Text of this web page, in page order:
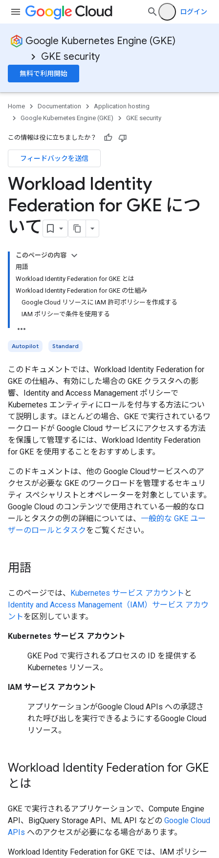
ログイン
Google Kubernetes Engine (GKE)
GKE security
無料で利用開始
Home Documentation
Application hosting
Google Kubernetes Engine (GKE)
GKE security
この情報は役に立ちましたか？
フィードバックを送信
Workload Identity
Federation for GKE につ
いて
このページの内容
用語
Workload Identity Federation for GKE とは
Workload Identity Federation for GKE の仕組み
Google Cloud リソースに IAM 許可ポリシーを作成する
IAM ポリシーで条件を使用する
Autopilot Standard
このドキュメントでは、Workload Identity Federation for
GKE の仕組み、有効にした場合の GKE クラスタへの影
響、Identity and Access Management ポリシーで
Kubernetes エンティティにロールを付与する方法につい
て説明します。ほとんどの場合、GKE で実行されているワ
ークロードが Google Cloud サービスにアクセスする方法
を保護して管理するには、Workload Identity Federation
for GKE を使用することをおすすめします。
このドキュメントは、他の Google Cloudサービスへのア
クセスが必要な GKE のワークロードを管理するセキュリ
ティ スペシャリストとオペレーターを対象としています。
Google Cloud のコンテンツで使用されている一般的なロ
ールとタスクの例の詳細については、 一般的な GKE ユー
ザーのロールとタスクをご覧ください。
用語
このページでは、 Kubernetes サービス アカウント と
Identity and Access Management（IAM）サービス アカウ
ントを区別しています。
Kubernetes サービス アカウント
GKE Pod で実行されるプロセスの ID を提供する
Kubernetes リソース。
IAM サービス アカウント
アプリケーションがGoogle Cloud APIs への承認さ
れた呼び出しを実行できるようにするGoogle Cloud
リソース。
Workload Identity Federation for GKE
とは
GKE で実行されるアプリケーションで、Compute Engine
API、BigQuery Storage API、ML API などの Google Cloud
APIs へのアクセスが必要になる場合があります。
Workload Identity Federation for GKE では、IAM ポリシー